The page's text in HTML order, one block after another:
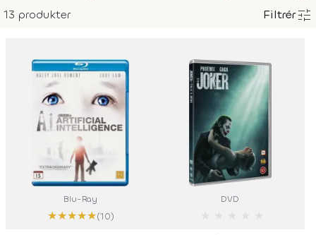
13 produkter Filtrértune
Blu-Ray
★★★★★(10)
DVD